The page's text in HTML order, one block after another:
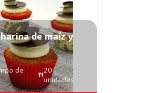
de maíz y
de
20
unidades